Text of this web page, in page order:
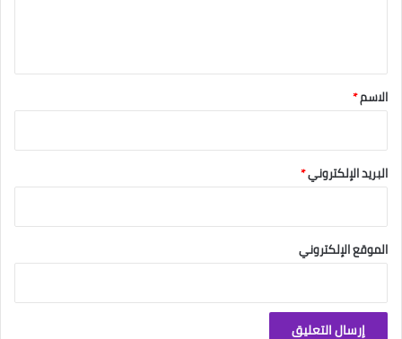
*
الاسم*
البريد الإلكتروني*
الموقع الإلكتروني